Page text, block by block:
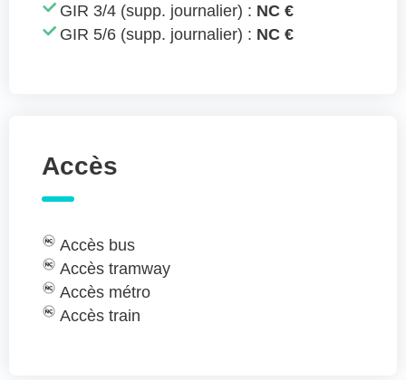
GIR 3/4 (supp. journalier) : NC €
GIR 5/6 (supp. journalier) : NC €
Accès
Accès bus
Accès tramway
Accès métro
Accès train